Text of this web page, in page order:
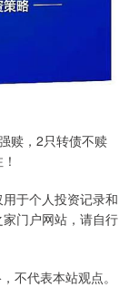
赎，2只转债不赎
于个人投资记录和
门户网站，请自行
不代表本站观点。